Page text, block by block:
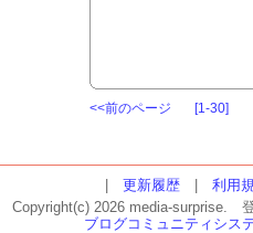
<<前のページ [1-30]
更新履歴| 利用
Copyright(c) 2026 media-surprise.
ブログコミュニティシ